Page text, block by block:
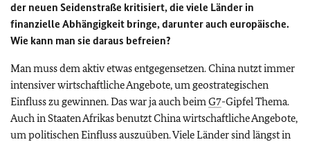
der neuen Seidenstraße kritisiert, die viele Länder in
finanzielle Abhängigkeit bringe, darunter auch europäische.
Wie kann man sie daraus befreien?
Man muss dem aktiv etwas entgegensetzen. China nutzt immer
intensiver wirtschaftliche Angebote, um geostrategischen
Einfluss zu gewinnen. Das war ja auch beimG7-Gipfel Thema.
Auch in Staaten Afrikas benutzt China wirtschaftliche Angebote,
um politischen Einfluss auszuüben. Viele Länder sind längst in